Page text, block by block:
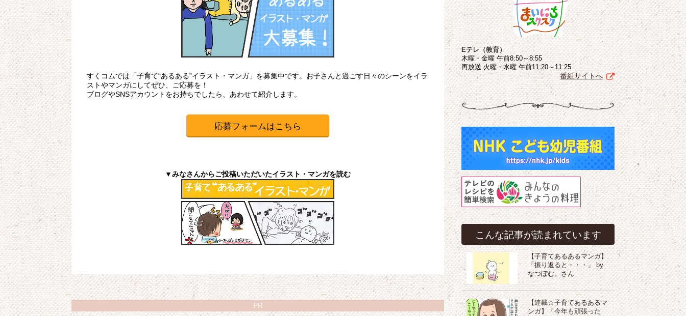
すくコムでは「子育て“あるある”イラスト・マンガ」を募集中です。お子さんと過ごす日々のシーンをイラ
ストやマンガにしてぜひ、ご応募を！
ブログやSNSアカウントをお持ちでしたら、あわせて紹介します。
応募フォームはこちら
▼みなさんからご投稿いただいたイラスト・マンガを読む
Eテレ（教育）
木曜・金曜 午前8:50～8:55
再放送 火曜・水曜 午前11:20～11:25
番組サイトへ
こんな記事が読まれています
【子育てあるあるマンガ】
「振り返ると・・・」 by
なつぽむ。さん
【連載☆子育てあるあるマ
ンガ】「今年も頑張った
PR